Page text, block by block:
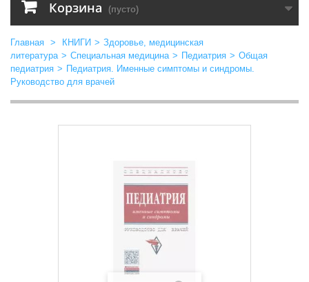
Корзина (пусто)
Главная > КНИГИ > Здоровье, медицинская
литература > Специальная медицина > Педиатрия > Общая
педиатрия > Педиатрия. Именные симптомы и синдромы.
Руководство для врачей